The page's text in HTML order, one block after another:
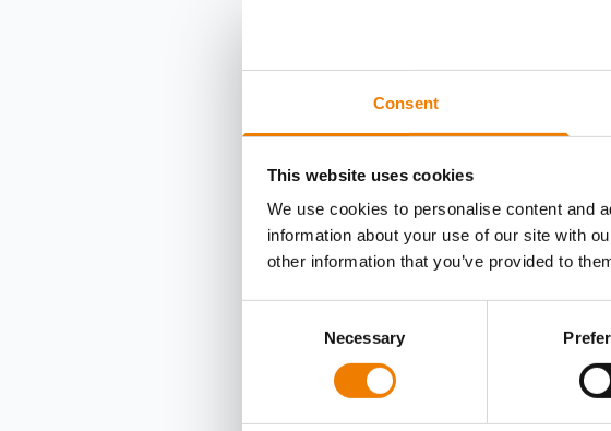
Consent
This website uses cookies
We use cookies to personalise content and
information about your use of our site with
other information that you’ve provided to
Necessary